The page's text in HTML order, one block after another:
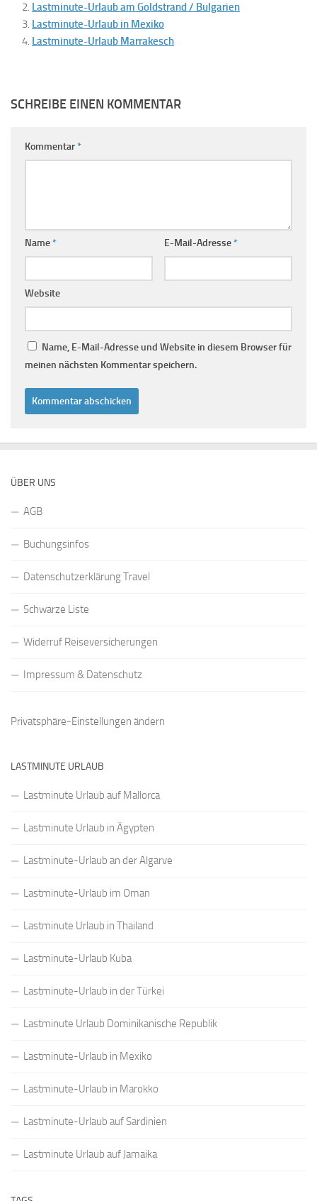
Lastminute-Urlaub am Goldstrand / Bulgarien
Lastminute-Urlaub in Mexiko
Lastminute-Urlaub Marrakesch
SCHREIBE EINEN KOMMENTAR
Kommentar*
Name* E-Mail-Adresse*
Website
Name, E-Mail-Adresse und Website in diesem Browser für
meinen nächsten Kommentar speichern.
ÜBER UNS
AGB
Buchungsinfos
Datenschutzerklärung Travel
Schwarze Liste
Widerruf Reiseversicherungen
Impressum & Datenschutz
Privatsphäre-Einstellungen ändern
LASTMINUTE URLAUB
Lastminute Urlaub auf Mallorca
Lastminute Urlaub in Ägypten
Lastminute-Urlaub an der Algarve
Lastminute-Urlaub im Oman
Lastminute Urlaub in Thailand
Lastminute-Urlaub Kuba
Lastminute-Urlaub in der Türkei
Lastminute Urlaub Dominikanische Republik
Lastminute-Urlaub in Mexiko
Lastminute-Urlaub in Marokko
Lastminute-Urlaub auf Sardinien
Lastminute Urlaub auf Jamaika